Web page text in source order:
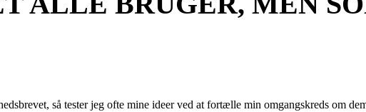
så tester jeg ofte mine ideer ved at fortælle min omgangskreds om